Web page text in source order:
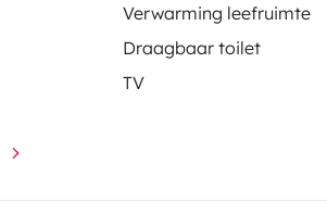
Verwarming leefruimte
Draagbaar toilet
TV